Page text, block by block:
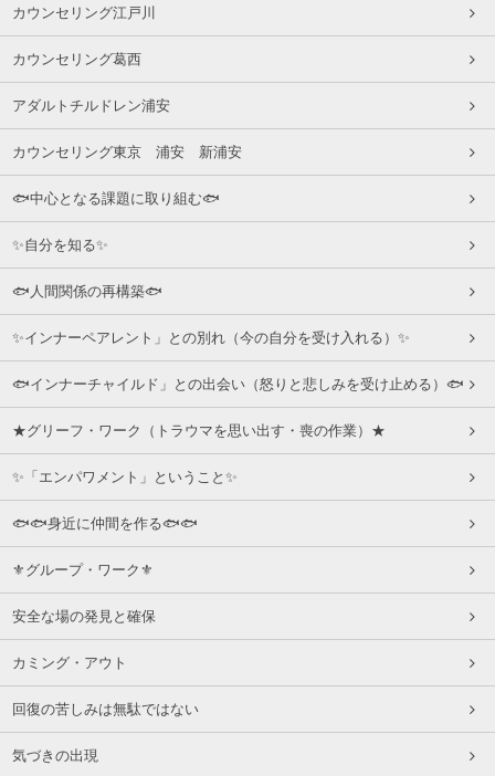
カウンセリング江戸川
カウンセリング葛西
アダルトチルドレン浦安
カウンセリング東京 浦安 新浦安
🐟中心となる課題に取り組む🐟
✨自分を知る✨
🐟人間関係の再構築🐟
✨インナーペアレント」との別れ（今の自分を受け入れる）✨
🐟インナーチャイルド」との出会い（怒りと悲しみを受け止める）🐟
★グリーフ・ワーク（トラウマを思い出す・喪の作業）★
✨「エンパワメント」ということ✨
🐟🐟身近に仲間を作る🐟🐟
⚜グループ・ワーク⚜
安全な場の発見と確保
カミング・アウト
回復の苦しみは無駄ではない
気づきの出現